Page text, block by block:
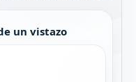
bróker para usted.
un vistazo